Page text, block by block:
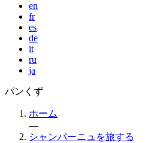
en
fr
es
de
it
ru
ja
パンくず
ホーム
—
シャンパーニュを旅する